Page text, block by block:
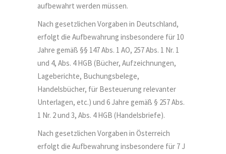
aufbewahrt werden müssen.
Nach gesetzlichen Vorgaben in Deutschland,
erfolgt die Aufbewahrung insbesondere für 10
Jahre gemäß §§ 147 Abs. 1 AO, 257 Abs. 1 Nr. 1
und 4, Abs. 4 HGB (Bücher, Aufzeichnungen,
Lageberichte, Buchungsbelege,
Handelsbücher, für Besteuerung relevanter
Unterlagen, etc.) und 6 Jahre gemäß § 257 Abs.
1 Nr. 2 und 3, Abs. 4 HGB (Handelsbriefe).
Nach gesetzlichen Vorgaben in Österreich
erfolgt die Aufbewahrung insbesondere für 7 J